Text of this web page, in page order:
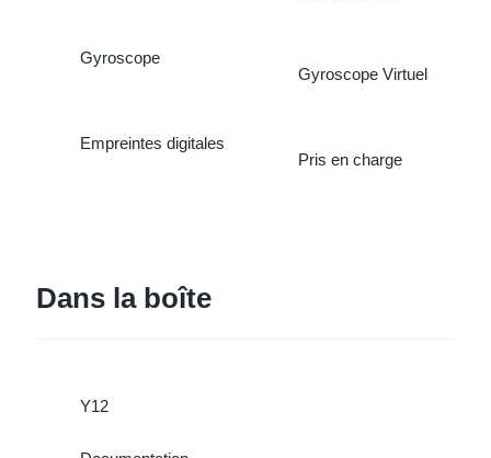
Gyroscope
Gyroscope Virtuel
Empreintes digitales
Pris en charge
Dans la boîte
Y12